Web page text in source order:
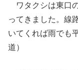
ワタクシは東口
ってきました。線
いてくれば雨でも
道）